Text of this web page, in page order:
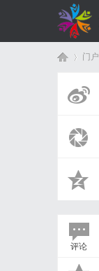
门户
评论